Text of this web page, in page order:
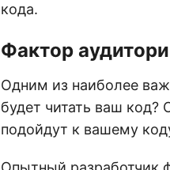
кода.
Фактор
Одним из наиболее
будет читать ваш
подойдут к вашему